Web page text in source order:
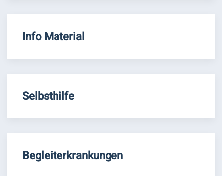
Info Material
Selbsthilfe
Begleiterkrankungen